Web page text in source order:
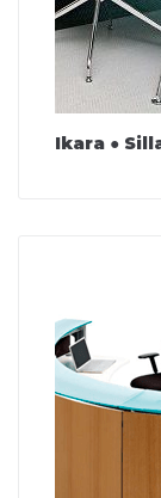
Ikara ●